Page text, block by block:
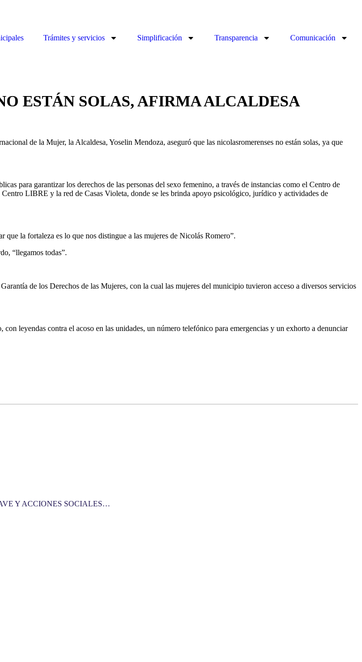
Trámites y servicios Simplificación Transparencia Comunicación
ESTÁN SOLAS, AFIRMA ALCALDESA
de la Mujer, la Alcaldesa, Yoselin Mendoza, aseguró que las nicolasromerenses no están solas, ya que
para garantizar los derechos de las personas del sexo femenino, a través de instancias como el Centro de
LIBRE y la red de Casas Violeta, donde se les brinda apoyo psicológico, jurídico y actividades de
la fortaleza es lo que nos distingue a las mujeres de Nicolás Romero”.
“llegamos todas”.
de los Derechos de las Mujeres, con la cual las mujeres del municipio tuvieron acceso a diversos servicios
leyendas contra el acoso en las unidades, un número telefónico para emergencias y un exhorto a denunciar
Y ACCIONES SOCIALES…